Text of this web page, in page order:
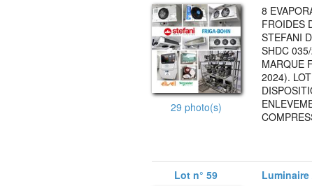
29 photo(s)
8
FROIDES
STEFANI
SHDC
MARQUE
2024).
Lot n° 59